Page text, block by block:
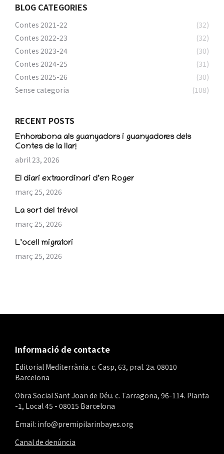
BLOG CATEGORIES
Contes 2021-22
(32)
Contes 2022-23
(32)
Contes 2023-24
(30)
Contes 2024-25
(31)
Contes 2025-26
(30)
Sense categoria
(108)
RECENT POSTS
Enhorabona als guanyadors i guanyadores dels
Contes de la llar!
abril 23, 2026
El diari extraordinari d’en Roger
març 25, 2026
La sort del trèvol
març 25, 2026
L’ocell migratori
març 25, 2026
Informació de contacte
Editorial Mediterrània. c. Casp, 63, pral. 2a. 08010
Barcelona
Obra Social Sant Joan de Déu. c. Tarragona, 96-114. Planta
-1, Local 45 - 08015 Barcelona
Email: info@premipilarinbayes.org
Canal de denúncia